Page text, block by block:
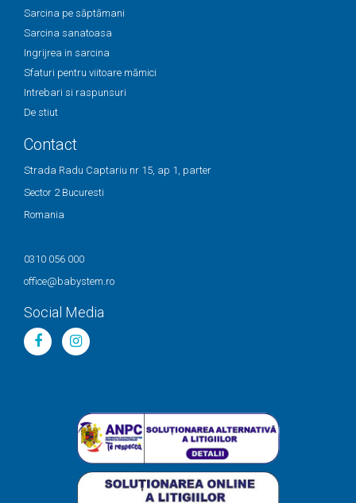
Sarcina pe săptămani
Sarcina sanatoasa
Ingrijrea in sarcina
Sfaturi pentru viitoare mămici
Intrebari si raspunsuri
De stiut
Contact
Strada Radu Captariu nr 15, ap 1, parter
Sector 2 Bucuresti
Romania
0310 056 000
office@babystem.ro
Social Media